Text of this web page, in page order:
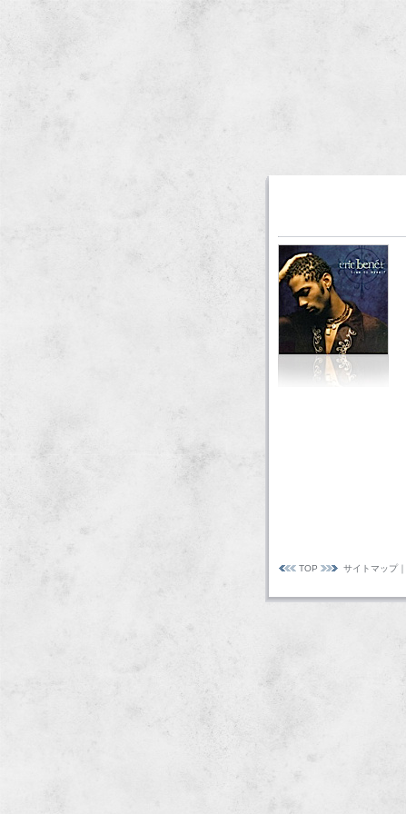
TOP サイトマップ